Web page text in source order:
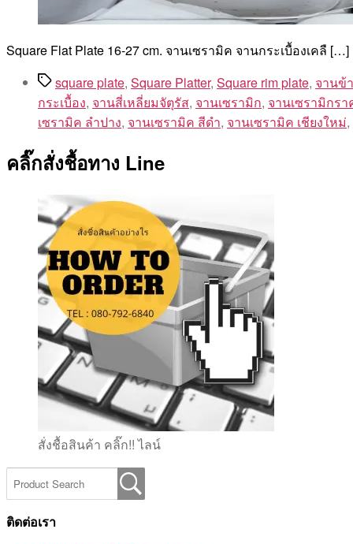
Square Flat Plate 16-27 cm. จานเซรามิค จานกระเบื้องเคลื […]
Tagssquare plate, Square Platter, Square rim plate, จานข้
กระเบื้อง, จานสี่เหลี่ยมจัตุรัส, จานเซรามิก, จานเซรามิกร
เซรามิค ลําปาง, จานเซรามิค สีดำ, จานเซรามิค เชียงใหม่,
คลิ๊กสั่งชื้อทาง Line
สั่งชื้อสินค้า คลิ๊ก!! ไลน์
ติดต่อเรา